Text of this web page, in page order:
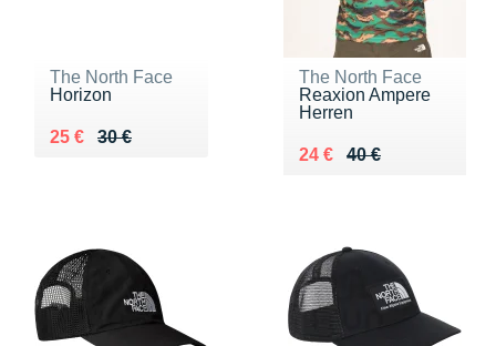
The North Face
Horizon
30 €
Au lieu de 30 €
25 €
Vendu 25 €
The North Face
Reaxion Ampere
Herren
40 €
Au lieu de 40 €
24 €
Vendu 24 €